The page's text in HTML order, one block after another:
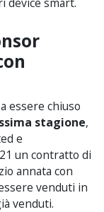
essere chiuso
stagione,
e
un contratto di
annata con
venduti in
venduti.